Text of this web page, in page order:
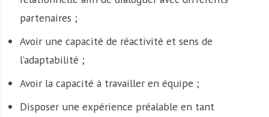
partenaires ;
Avoir une capacité de réactivité et sens de
l’adaptabilité ;
Avoir la capacité à travailler en équipe ;
Disposer une expérience préalable en tant